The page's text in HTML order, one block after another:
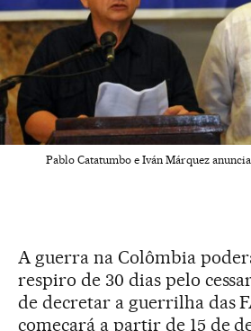
Pablo Catatumbo e Iván Márquez
A guerra na Colômbia
respiro de 30 dias pelo
de decretar a guerrilha das
começará a partir de 15 de